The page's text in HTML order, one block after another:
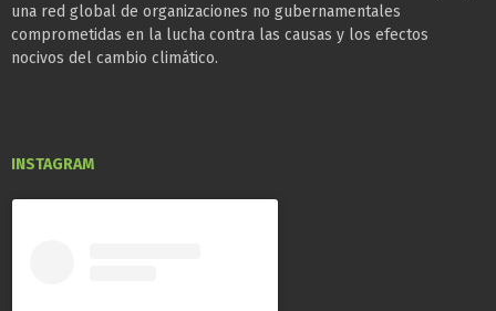
una red global de organizaciones no gubernamentales
comprometidas en la lucha contra las causas y los efectos
nocivos del cambio climático.
INSTAGRAM